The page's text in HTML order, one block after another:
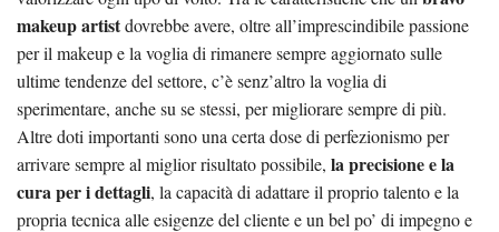
makeup artistdovrebbe avere, oltre all’imprescindibile passione
per il makeup e la voglia di rimanere sempre aggiornato sulle
ultime tendenze del settore, c’è senz’altro la voglia di
sperimentare, anche su se stessi, per migliorare sempre di più.
Altre doti importanti sono una certa dose di perfezionismo per
arrivare sempre al miglior risultato possibile, la precisione e la
cura per i dettagli, la capacità di adattare il proprio talento e la
propria tecnica alle esigenze del cliente e un bel po’ di impegno e